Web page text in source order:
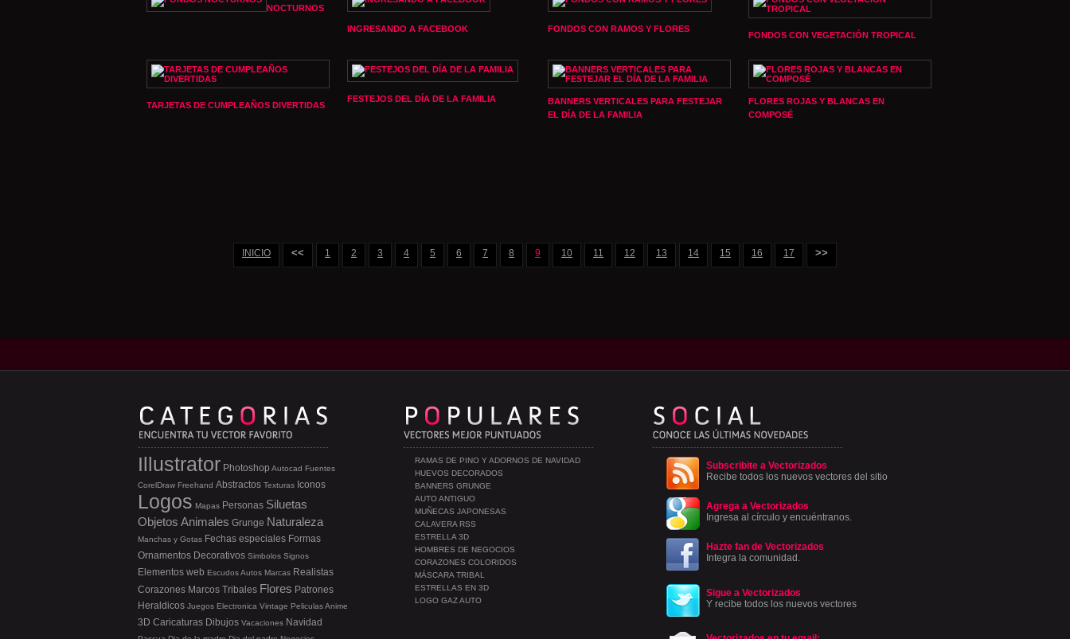
NOCTURNOS
INGRESANDO A FACEBOOK FONDOS CON RAMOS Y FLORES
FONDOS CON VEGETACIÓN TROPICAL
TARJETAS DE CUMPLEAÑOS DIVERTIDAS
FESTEJOS DEL DÍA DE LA FAMILIA
BANNERS VERTICALES PARA FESTEJAR
EL DÍA DE LA FAMILIA
FLORES ROJAS Y BLANCAS EN
COMPOSÉ
INICIO << 1 2 3 4 5 6 7 8 9 10 11 12 13 14 15 16 17 >>
Subscribite a Vectorizados
Recibe todos los nuevos vectores del sitio
Agrega a Vectorizados
Ingresa al círculo y encuéntranos.
Hazte fan de Vectorizados
Integra la comunidad.
Sigue a Vectorizados
Y recibe todos los nuevos vectores
RAMAS DE PINO Y ADORNOS DE NAVIDAD
HUEVOS DECORADOS
BANNERS GRUNGE
AUTO ANTIGUO
MUÑECAS JAPONESAS
CALAVERA RSS
ESTRELLA 3D
HOMBRES DE NEGOCIOS
CORAZONES COLORIDOS
MÁSCARA TRIBAL
ESTRELLAS EN 3D
LOGO GAZ AUTO
Illustrator Photoshop Autocad Fuentes
CorelDraw Freehand Abstractos Texturas Iconos
Logos Mapas Personas Siluetas
Objetos Animales Grunge Naturaleza
Manchas y Gotas Fechas especiales Formas
Ornamentos Decorativos Simbolos Signos
Elementos web EscudosAutos Marcas Realistas
Corazones Marcos Tribales Flores Patrones
Heraldicos Juegos Electronica Vintage PeliculasAnime
3D Caricaturas Dibujos Vacaciones Navidad